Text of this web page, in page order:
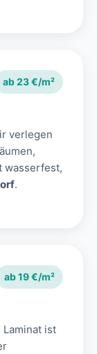
ab 23 €/m²
verlegen
wasserfest,
.
ab 19 €/m²
Laminat ist